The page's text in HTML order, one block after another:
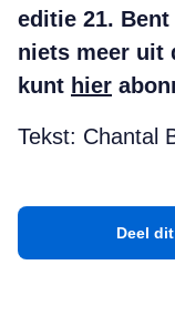
editie 21.
niets meer uit
kunt hier
Tekst: Chantal
Deel